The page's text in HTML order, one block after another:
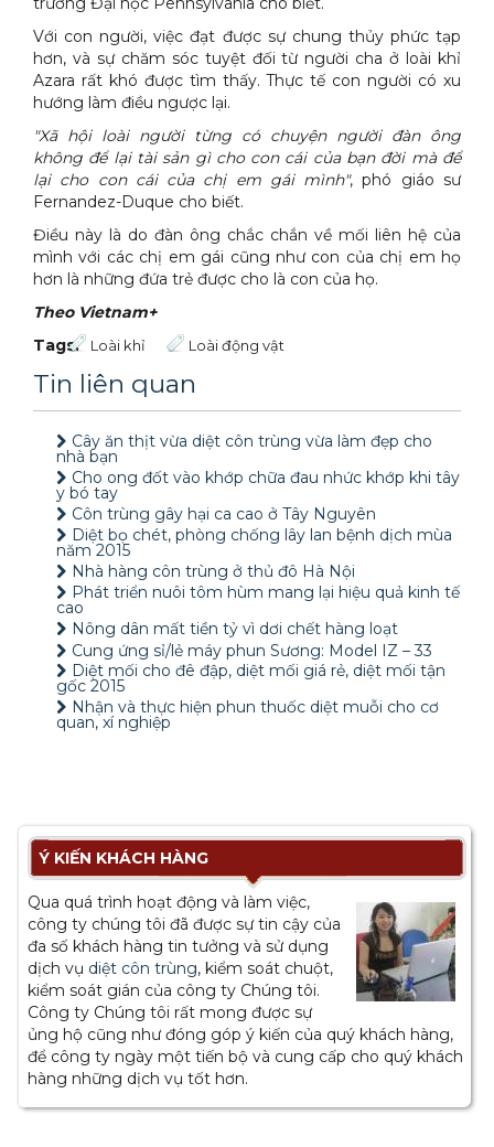
Với con người, việc đạt được sự chung thủy phức tạp
hơn, và sự chăm sóc tuyệt đối từ người cha ở loài khỉ
Azara rất khó được tìm thấy. Thực tế con người có xu
hướng làm điều ngược lại.
"Xã hội loài người từng có chuyện người đàn ông
không để lại tài sản gì cho con cái của bạn đời mà để
lại cho con cái của chị em gái mình", phó giáo sư
Fernandez-Duque cho biết.
Điều này là do đàn ông chắc chắn về mối liên hệ của
mình với các chị em gái cũng như con của chị em họ
hơn là những đứa trẻ được cho là con của họ.
Theo Vietnam+
Tags: Loài khỉ Loài động vật
Tin liên quan
Cây ăn thịt vừa diệt côn trùng vừa làm đẹp cho
nhà bạn
Cho ong đốt vào khớp chữa đau nhức khớp khi tây
y bó tay
Côn trùng gây hại ca cao ở Tây Nguyên
Diệt bọ chét, phòng chống lây lan bệnh dịch mùa
năm 2015
Nhà hàng côn trùng ở thủ đô Hà Nội
Phát triển nuôi tôm hùm mang lại hiệu quả kinh tế
cao
Nông dân mất tiền tỷ vì dơi chết hàng loạt
Cung ứng sỉ/lẻ máy phun Sương: Model IZ – 33
Diệt mối cho đê đập, diệt mối giá rẻ, diệt mối tận
gốc 2015
Nhận và thực hiện phun thuốc diệt muỗi cho cơ
quan, xí nghiệp
Ý KIẾN KHÁCH HÀNG
Qua quá trình hoạt động và làm việc,
công ty chúng tôi đã được sự tin cậy của
đa số khách hàng tin tưởng và sử dụng
dịch vụ diệt côn trùng, kiểm soát chuột,
kiểm soát gián của công ty Chúng tôi.
Công ty Chúng tôi rất mong được sự
ủng hộ cũng như đóng góp ý kiến của quý khách hàng,
để công ty ngày một tiến bộ và cung cấp cho quý khách
hàng những dịch vụ tốt hơn.